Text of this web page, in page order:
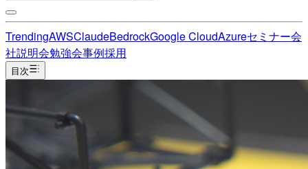
TrendingAWSClaudeBedrockGoogle CloudAzureセミナー会
社説明会勉強会事例採用
目次